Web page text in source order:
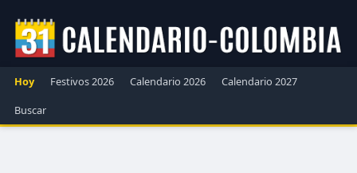
Hoy Festivos 2026 Calendario 2026
Calendario 2027
Buscar